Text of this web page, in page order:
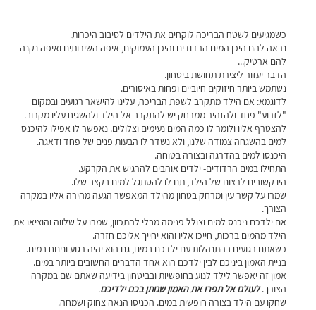
כשמגיעים לשטח הבריכה לוקחים את הילדים לסיבוב היכרות.
נראה להם היכן המים הרדודים והיכן העמוקים, איפה השירותים ואיפה נקנה
להם ארטיק...
הדבר יעזור ליצירת תחושת ביטחון.
נשתמש ביותר חיזוקים חיוביים ופחות באיסורים.
לדוגמא: אם הילד מתקרב לשפת הבריכה, עלינו להישאר רגועים ובמקום
"לזרוע" פחד ולהזהיר ממרחק יש להתקרב אל הילד ולהשגיח עליו מקרוב.
להצטרף אליו ולומר לו כמה המים נעימים וצלולים. נאפשר לו אפילו להיכנס
למים בהשגחה צמודה שלנו, ולא נשדר לו הבעות פנים של פחד ודאגה.
היכנסו למים בהדרגה ובצורה בטוחה.
התחילו במים הרדודים- ילדים אוהבים להרגיש את הקרקע.
היו קשובים לרצונו של הילד, תנו לו להסתגל למים בקצב שלו.
שמרו על קשר עין ומרחק בטחון מהילד המאפשר הגעה מהירה אליו במקרה
הצורך.
אם ילדכם ניכנס למים וצולל פנימה מבלי להתכוון, שמרו על שלווה והוציאו את
הילד מהמים ברכות, חייכו אליו והוא יחייך אליכם חזרה.
כשאתם רגועים בהתנהלות עם ילדכם במים, גם הוא יהיה רגוע ונינוח במים.
בניית האמון ביניכם לבין ילדכם הוא אחד הדברים החשובים ביותר במים.
אמון זה יאפשר לילד לנוע בחופשיות ובביטחון בידיעה שאתם שם במקרה
הצורך.לעולם אל תפרו את האמון שנותן בכם ילדיכם.
שחקו עם הילד בצורה חופשית במים. הכניסו הנאה צחוק ושמחה.